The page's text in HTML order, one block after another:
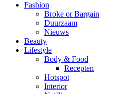
Fashion
Broke or Bargain
Duurzaam
Nieuws
Beauty
Lifestyle
Body & Food
Recepten
Hotspot
Interior